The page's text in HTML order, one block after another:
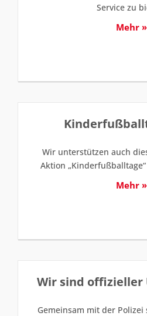
Service zu
Mehr »
Wir unterstützen auch
Aktion
Mehr »
Wir sind
Gemeinsam mit der